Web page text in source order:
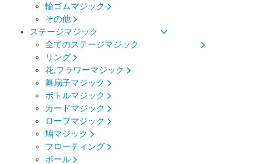
輪ゴムマジック
その他
ステージマジック
全てのステージマジック
リング
花,フラワーマジック
舞扇子マジック
ボトルマジック
カードマジック
ロープマジック
鳩マジック
フローティング
ボール